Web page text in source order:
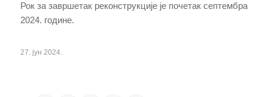
Рок за завршетак реконструкције је почетак септембра
2024. године.
27. јун 2024.